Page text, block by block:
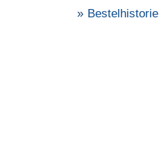
Bestelhistorie